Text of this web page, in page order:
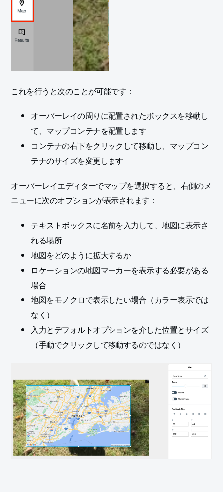
これを行うと次のことが可能です：
オーバーレイの周りに配置されたボックスを移動し
て、マップコンテナを配置します
コンテナの右下をクリックして移動し、マップコン
テナのサイズを変更します
オーバーレイエディターでマップを選択すると、右側のメ
ニューに次のオプションが表示されます：
テキストボックスに名前を入力して、地図に表示さ
れる場所
地図をどのように拡大するか
ロケーションの地図マーカーを表示する必要がある
場合
地図をモノクロで表示したい場合（カラー表示では
なく）
入力とデフォルトオプションを介した位置とサイズ
（手動でクリックして移動するのではなく）